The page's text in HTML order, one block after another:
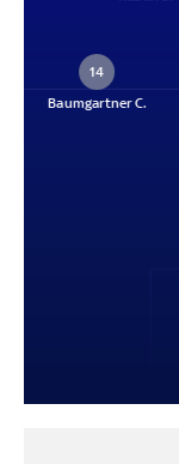
14
Baumgartner C.